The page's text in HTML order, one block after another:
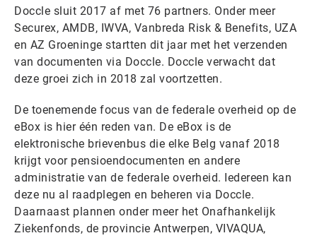
Doccle sluit 2017 af met 76 partners. Onder meer
Securex, AMDB, IWVA, Vanbreda Risk & Benefits, UZA
en AZ Groeninge startten dit jaar met het verzenden
van documenten via Doccle. Doccle verwacht dat
deze groei zich in 2018 zal voortzetten.
De toenemende focus van de federale overheid op de
eBox is hier één reden van. De eBox is de
elektronische brievenbus die elke Belg vanaf 2018
krijgt voor pensioendocumenten en andere
administratie van de federale overheid. Iedereen kan
deze nu al raadplegen en beheren via Doccle.
Daarnaast plannen onder meer het Onafhankelijk
Ziekenfonds, de provincie Antwerpen, VIVAQUA,